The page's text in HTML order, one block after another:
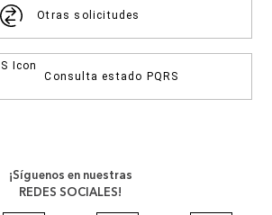
Otras solicitudes
Consulta estado PQRS
¡Síguenos en nuestras
REDES SOCIALES!